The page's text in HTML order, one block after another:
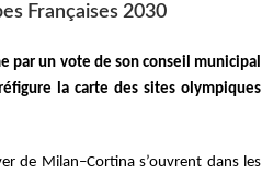
Françaises 2030
par un vote de son conseil municipal
la carte des sites olympiques
de Milan–Cortina s’ouvrent dans les